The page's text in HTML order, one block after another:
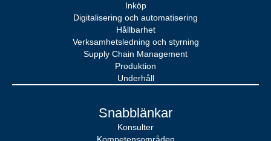
Inköp
Digitalisering och automatisering
Hållbarhet
Verksamhetsledning och styrning
Supply Chain Management
Produktion
Underhåll
Snabblänkar
Konsulter